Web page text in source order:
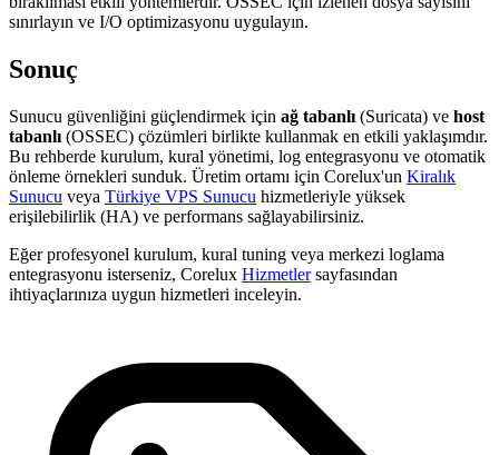
sınırlayın ve I/O optimizasyonu uygulayın.
Sonuç
Sunucu güvenliğini güçlendirmek için ağ tabanlı (Suricata) ve host
tabanlı (OSSEC) çözümleri birlikte kullanmak en etkili yaklaşımdır.
Bu rehberde kurulum, kural yönetimi, log entegrasyonu ve otomatik
önleme örnekleri sunduk. Üretim ortamı için Corelux'un Kiralık
Sunucu veya Türkiye VPS Sunucu hizmetleriyle yüksek
erişilebilirlik (HA) ve performans sağlayabilirsiniz.
Eğer profesyonel kurulum, kural tuning veya merkezi loglama
entegrasyonu isterseniz, Corelux Hizmetlersayfasından
ihtiyaçlarınıza uygun hizmetleri inceleyin.